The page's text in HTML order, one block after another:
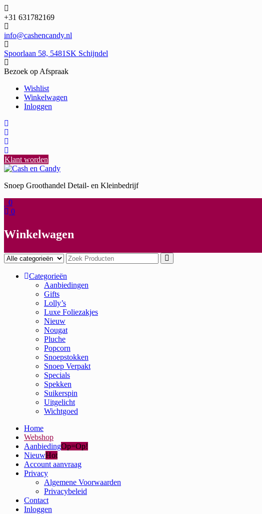
Ga
naar
de
inhoud
+31 631782169
info@cashencandy.nl
Spoorlaan 58, 5481SK Schijndel
Bezoek op Afspraak
Wishlist
Winkelwagen
Inloggen
Klant worden
Snoep Groothandel Detail- en Kleinbedrijf
0
0
Winkelwagen
Categorieën
Aanbiedingen
Gifts
Lolly’s
Luxe Foliezakjes
Nieuw
Nougat
Pluche
Popcorn
Snoepstokken
Snoep Verpakt
Specials
Spekken
Suikerspin
Uitgelicht
Wichtgoed
Home
Webshop
AanbiedingOp=Op!
NieuwHot
Account aanvraag
Privacy
Algemene Voorwaarden
Privacybeleid
Contact
Inloggen